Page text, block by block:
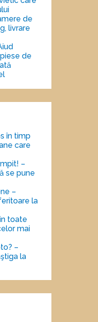
de
livrare
de
în timp
care
–
se pune
–
la
toate
mai
–
la